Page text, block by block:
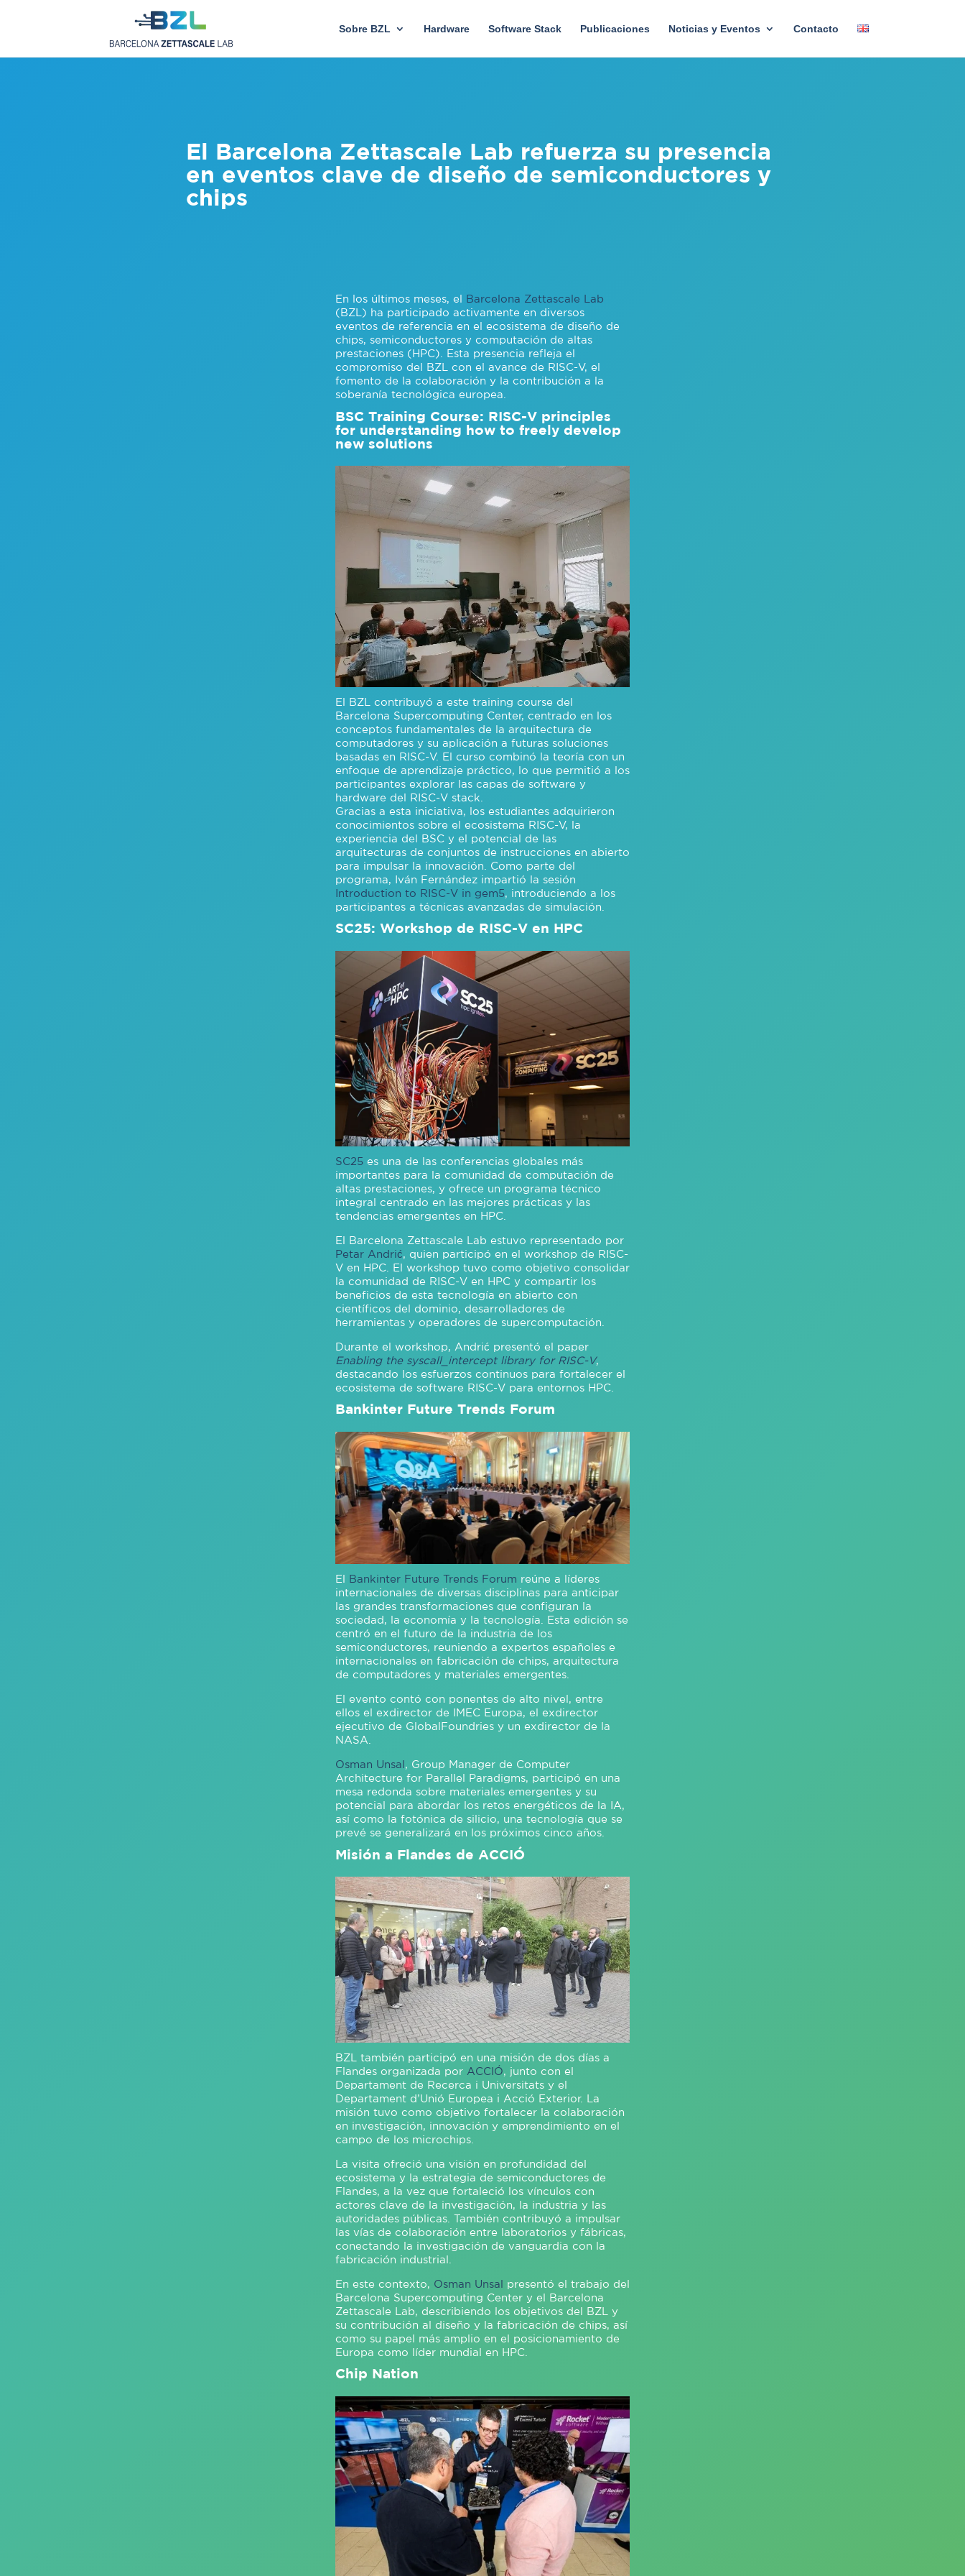
Sobre BZL Hardware Software Stack Publicaciones Noticias y Eventos Contacto
El Barcelona Zettascale Lab refuerza su presencia
en eventos clave de diseño de semiconductores y
chips
En los últimos meses, el Barcelona Zettascale Lab
(BZL) ha participado activamente en diversos
eventos de referencia en el ecosistema de diseño de
chips, semiconductores y computación de altas
prestaciones (HPC). Esta presencia refleja el
compromiso del BZL con el avance de RISC-V, el
fomento de la colaboración y la contribución a la
soberanía tecnológica europea.
BSC Training Course: RISC-V principles
for understanding how to freely develop
new solutions
El BZL contribuyó a este training course del
Barcelona Supercomputing Center, centrado en los
conceptos fundamentales de la arquitectura de
computadores y su aplicación a futuras soluciones
basadas en RISC-V. El curso combinó la teoría con un
enfoque de aprendizaje práctico, lo que permitió a los
participantes explorar las capas de software y
hardware del RISC-V stack.
Gracias a esta iniciativa, los estudiantes adquirieron
conocimientos sobre el ecosistema RISC-V, la
experiencia del BSC y el potencial de las
arquitecturas de conjuntos de instrucciones en abierto
para impulsar la innovación. Como parte del
programa, Iván Fernández impartió la sesión
Introduction to RISC-V in gem5, introduciendo a los
participantes a técnicas avanzadas de simulación.
SC25: Workshop de RISC-V en HPC
SC25es una de las conferencias globales más
importantes para la comunidad de computación de
altas prestaciones, y ofrece un programa técnico
integral centrado en las mejores prácticas y las
tendencias emergentes en HPC.
El Barcelona Zettascale Lab estuvo representado por
Petar Andrić, quien participó en el workshop de RISC-
V en HPC. El workshop tuvo como objetivo consolidar
la comunidad de RISC-V en HPC y compartir los
beneficios de esta tecnología en abierto con
científicos del dominio, desarrolladores de
herramientas y operadores de supercomputación.
Durante el workshop, Andrić presentó el paper
Enabling the syscall_intercept library for RISC-V,
destacando los esfuerzos continuos para fortalecer el
ecosistema de software RISC-V para entornos HPC.
Bankinter Future Trends Forum
El Bankinter Future Trends Forum reúne a líderes
internacionales de diversas disciplinas para anticipar
las grandes transformaciones que configuran la
sociedad, la economía y la tecnología. Esta edición se
centró en el futuro de la industria de los
semiconductores, reuniendo a expertos españoles e
internacionales en fabricación de chips, arquitectura
de computadores y materiales emergentes.
El evento contó con ponentes de alto nivel, entre
ellos el exdirector de IMEC Europa, el exdirector
ejecutivo de GlobalFoundries y un exdirector de la
NASA.
Osman Unsal, Group Manager de Computer
Architecture for Parallel Paradigms, participó en una
mesa redonda sobre materiales emergentes y su
potencial para abordar los retos energéticos de la IA,
así como la fotónica de silicio, una tecnología que se
prevé se generalizará en los próximos cinco años.
Misión a Flandes de ACCIÓ
BZL también participó en una misión de dos días a
Flandes organizada por ACCIÓ, junto con el
Departament de Recerca i Universitats y el
Departament d’Unió Europea i Acció Exterior. La
misión tuvo como objetivo fortalecer la colaboración
en investigación, innovación y emprendimiento en el
campo de los microchips.
La visita ofreció una visión en profundidad del
ecosistema y la estrategia de semiconductores de
Flandes, a la vez que fortaleció los vínculos con
actores clave de la investigación, la industria y las
autoridades públicas. También contribuyó a impulsar
las vías de colaboración entre laboratorios y fábricas,
conectando la investigación de vanguardia con la
fabricación industrial.
En este contexto, Osman Unsal presentó el trabajo del
Barcelona Supercomputing Center y el Barcelona
Zettascale Lab, describiendo los objetivos del BZL y
su contribución al diseño y la fabricación de chips, así
como su papel más amplio en el posicionamiento de
Europa como líder mundial en HPC.
Chip Nation